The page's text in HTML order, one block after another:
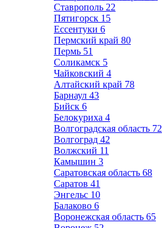
Ставрополь 22
Пятигорск 15
Ессентуки 6
Пермский край 80
Пермь 51
Соликамск 5
Чайковский 4
Алтайский край 78
Барнаул 43
Бийск 6
Белокуриха 4
Волгоградская область 72
Волгоград 42
Волжский 11
Камышин 3
Саратовская область 68
Саратов 41
Энгельс 10
Балаково 6
Воронежская область 65